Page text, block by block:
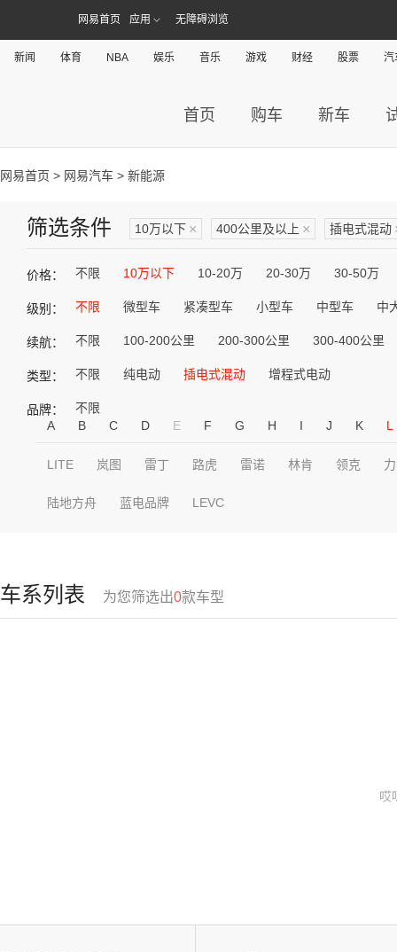
网易首页 应用 无障碍浏览
新闻 体育 NBA 娱乐 音乐 游戏 财经 股票 汽
首页 购车 新车
网易首页 > 网易汽车 > 新能源
筛选条件 10万以下 × 400公里及以上 × 插电式混动
价格： 不限 10万以下 10-20万 20-30万 30-50万
级别： 不限 微型车 紧凑型车 小型车 中型车 中
续航： 不限 100-200公里 200-300公里 300-400公里
类型： 不限 纯电动 插电式混动 增程式电动
品牌：
不限
A
B C D E F G H I J K L
LITE 岚图 雷丁 路虎 雷诺 林肯 领克
陆地方舟 蓝电品牌 LEVC
车系列表 为您筛选出0款车型
哎